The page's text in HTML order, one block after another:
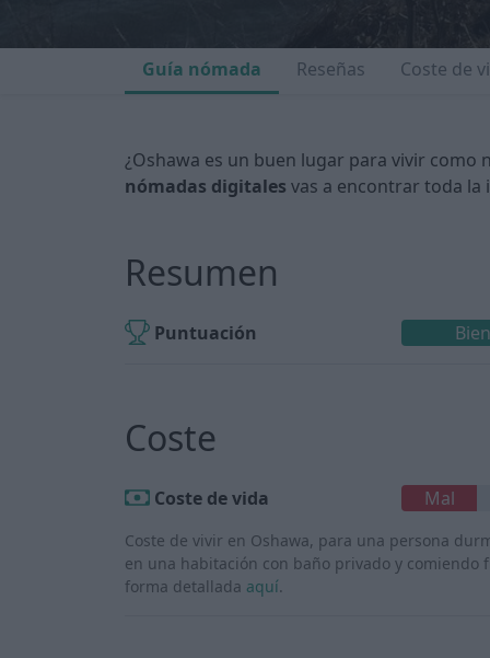
Guía nómada Reseñas Coste de
¿Oshawa es un buen lugar para vivir como
nómadas digitales vas a encontrar toda la
Resumen
Puntuación Bien
Coste
Coste de vida Mal
Coste de vivir en Oshawa, para una persona
en una habitación con baño privado y comiendo
forma detallada aquí.